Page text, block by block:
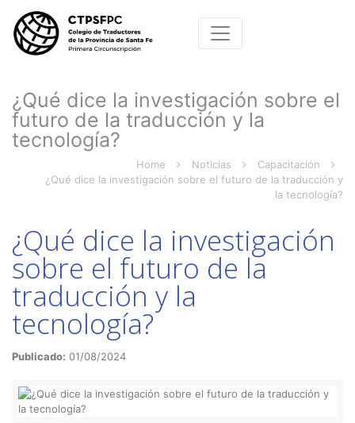
¿Qué dice la investigación sobre el
futuro de la traducción y la
tecnología?
Home Noticias
Capacitación
¿Qué dice la investigación sobre el futuro de la traducción y
la tecnología?
¿Qué dice la investigación
sobre el futuro de la
traducción y la
tecnología?
Publicado: 01/08/2024